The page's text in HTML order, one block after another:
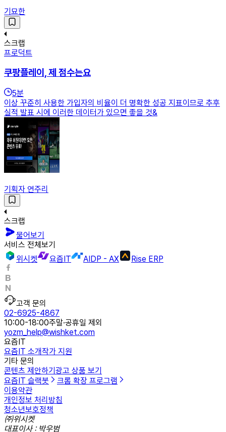
기묘한
스크랩
프로덕트
쿠팡플레이, 제 점수는요
5분
이상 꾸준히 사용한 가입자의 비율이 더 명확한 성공 지표이므로 추후
실적 발표 시에 이러한 데이터가 있으면 좋을 것&
기획자 연주리
스크랩
물어보기
서비스 전체보기
위시켓
요즘IT AIDP - AX Rise ERP
고객 문의
02-6925-4867
10:00-18:00주말·공휴일 제외
yozm_help@wishket.com
요즘IT
요즘IT 소개작가 지원
기타 문의
콘텐츠 제안하기 광고 상품 보기
요즘IT 슬랙봇
크롬 확장 프로그램
이용약관
개인정보 처리방침
청소년보호정책
㈜위시켓
대표이사 : 박우범